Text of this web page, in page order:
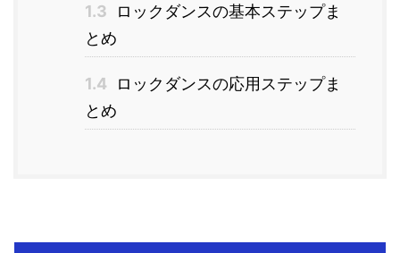
1.3
ロックダンスの基本ステップま
とめ
1.4
ロックダンスの応用ステップま
とめ